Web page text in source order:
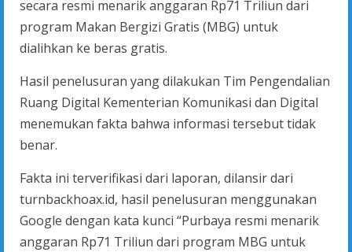
secara resmi menarik anggaran Rp71 Triliun dari
program Makan Bergizi Gratis (MBG) untuk
dialihkan ke beras gratis.
Hasil penelusuran yang dilakukan Tim Pengendalian
Ruang Digital Kementerian Komunikasi dan Digital
menemukan fakta bahwa informasi tersebut tidak
benar.
Fakta ini terverifikasi dari laporan, dilansir dari
turnbackhoax.id, hasil penelusuran menggunakan
Google dengan kata kunci “Purbaya resmi menarik
anggaran Rp71 Triliun dari program MBG untuk